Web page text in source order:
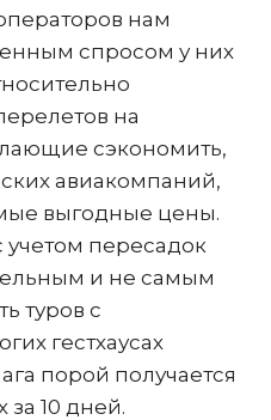
нам
спросом у них
на
сэкономить,
авиакомпаний,
выгодные цены.
пересадок
и не самым
туров с
гестхаусах
порой получается
за 10 дней.